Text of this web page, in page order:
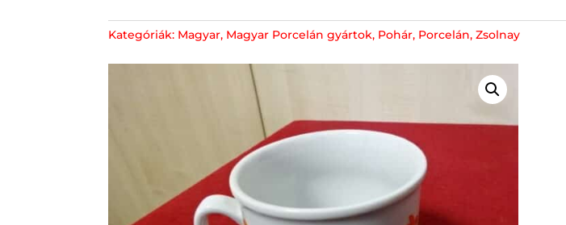
Kategóriák: Magyar, Magyar Porcelán gyártok, Pohár, Porcelán,Zsolnay